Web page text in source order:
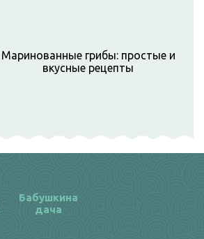
Маринованные грибы: простые и
вкусные рецепты
Бабушкина
дача